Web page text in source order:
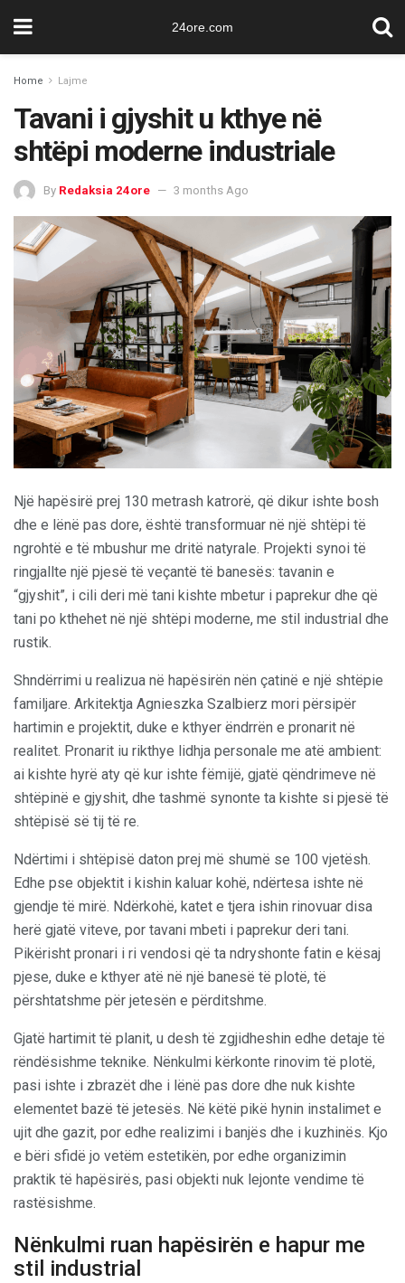
24ore.com
Home Lajme
Tavani i gjyshit u kthye në
shtëpi moderne industriale
By Redaksia 24ore 3 months Ago
Një hapësirë prej 130 metrash katrorë, që dikur ishte bosh
dhe e lënë pas dore, është transformuar në një shtëpi të
ngrohtë e të mbushur me dritë natyrale. Projekti synoi të
ringjallte një pjesë të veçantë të banesës: tavanin e
“gjyshit”, i cili deri më tani kishte mbetur i paprekur dhe që
tani po kthehet në një shtëpi moderne, me stil industrial dhe
rustik.
Shndërrimi u realizua në hapësirën nën çatinë e një shtëpie
familjare. Arkitektja Agnieszka Szalbierz mori përsipër
hartimin e projektit, duke e kthyer ëndrrën e pronarit në
realitet. Pronarit iu rikthye lidhja personale me atë ambient:
ai kishte hyrë aty që kur ishte fëmijë, gjatë qëndrimeve në
shtëpinë e gjyshit, dhe tashmë synonte ta kishte si pjesë të
shtëpisë së tij të re.
Ndërtimi i shtëpisë daton prej më shumë se 100 vjetësh.
Edhe pse objektit i kishin kaluar kohë, ndërtesa ishte në
gjendje të mirë. Ndërkohë, katet e tjera ishin rinovuar disa
herë gjatë viteve, por tavani mbeti i paprekur deri tani.
Pikërisht pronari i ri vendosi që ta ndryshonte fatin e kësaj
pjese, duke e kthyer atë në një banesë të plotë, të
përshtatshme për jetesën e përditshme.
Gjatë hartimit të planit, u desh të zgjidheshin edhe detaje të
rëndësishme teknike. Nënkulmi kërkonte rinovim të plotë,
pasi ishte i zbrazët dhe i lënë pas dore dhe nuk kishte
elementet bazë të jetesës. Në këtë pikë hynin instalimet e
ujit dhe gazit, por edhe realizimi i banjës dhe i kuzhinës. Kjo
e bëri sfidë jo vetëm estetikën, por edhe organizimin
praktik të hapësirës, pasi objekti nuk lejonte vendime të
rastësishme.
Nënkulmi ruan hapësirën e hapur me
stil industrial